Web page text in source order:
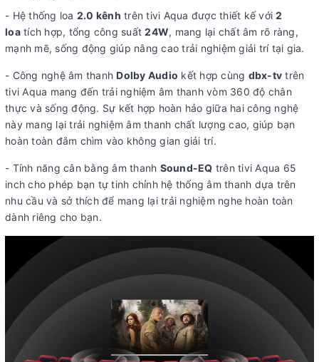
- Hệ thống loa 2.0 kênh trên tivi Aqua được thiết kế với2
loatích hợp, tổng công suất24W, mang lại chất âm rõ ràng,
mạnh mẽ, sống động giúp nâng cao trải nghiệm giải trí tại gia.
- Công nghệ âm thanhDolby Audio kết hợp cùng dbx-tv trên
tivi Aqua mang đến trải nghiệm âm thanh vòm 360 độ chân
thực và sống động. Sự kết hợp hoàn hảo giữa hai công nghệ
này mang lại trải nghiệm âm thanh chất lượng cao, giúp bạn
hoàn toàn đắm chìm vào không gian giải trí.
- Tính năng cân bằng âm thanh Sound-EQ trên tivi Aqua 65
inch cho phép bạn tự tinh chỉnh hệ thống âm thanh dựa trên
nhu cầu và sở thích để mang lại trải nghiệm nghe hoàn toàn
dành riêng cho bạn.